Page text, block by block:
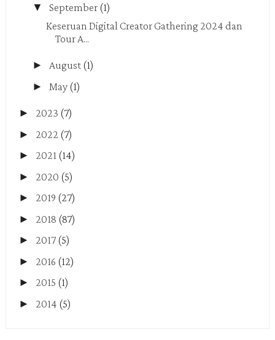
▼ September (1)
Keseruan Digital Creator Gathering 2024 dan
Tour A...
► August (1)
► May (1)
► 2023 (7)
► 2022 (7)
► 2021 (14)
► 2020 (5)
► 2019 (27)
► 2018 (87)
► 2017 (5)
► 2016 (12)
► 2015 (1)
► 2014 (5)